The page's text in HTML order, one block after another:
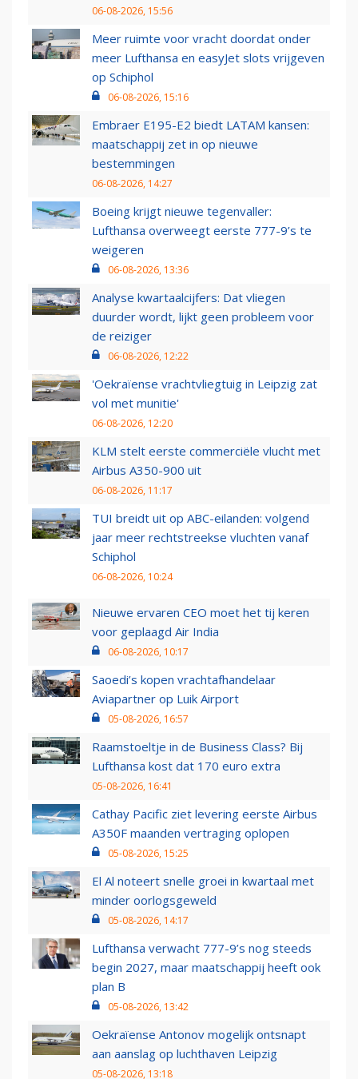
06-08-2026, 15:56
Meer ruimte voor vracht doordat onder
meer Lufthansa en easyJet slots vrijgeven
op Schiphol
06-08-2026, 15:16
Embraer E195-E2 biedt LATAM kansen:
maatschappij zet in op nieuwe
bestemmingen
06-08-2026, 14:27
Boeing krijgt nieuwe tegenvaller:
Lufthansa overweegt eerste 777-9’s te
weigeren
06-08-2026, 13:36
Analyse kwartaalcijfers: Dat vliegen
duurder wordt, lijkt geen probleem voor
de reiziger
06-08-2026, 12:22
'Oekraïense vrachtvliegtuig in Leipzig zat
vol met munitie'
06-08-2026, 12:20
KLM stelt eerste commerciële vlucht met
Airbus A350-900 uit
06-08-2026, 11:17
TUI breidt uit op ABC-eilanden: volgend
jaar meer rechtstreekse vluchten vanaf
Schiphol
06-08-2026, 10:24
Nieuwe ervaren CEO moet het tij keren
voor geplaagd Air India
06-08-2026, 10:17
Saoedi’s kopen vrachtafhandelaar
Aviapartner op Luik Airport
05-08-2026, 16:57
Raamstoeltje in de Business Class? Bij
Lufthansa kost dat 170 euro extra
05-08-2026, 16:41
Cathay Pacific ziet levering eerste Airbus
A350F maanden vertraging oplopen
05-08-2026, 15:25
El Al noteert snelle groei in kwartaal met
minder oorlogsgeweld
05-08-2026, 14:17
Lufthansa verwacht 777-9’s nog steeds
begin 2027, maar maatschappij heeft ook
plan B
05-08-2026, 13:42
Oekraïense Antonov mogelijk ontsnapt
aan aanslag op luchthaven Leipzig
05-08-2026, 13:18